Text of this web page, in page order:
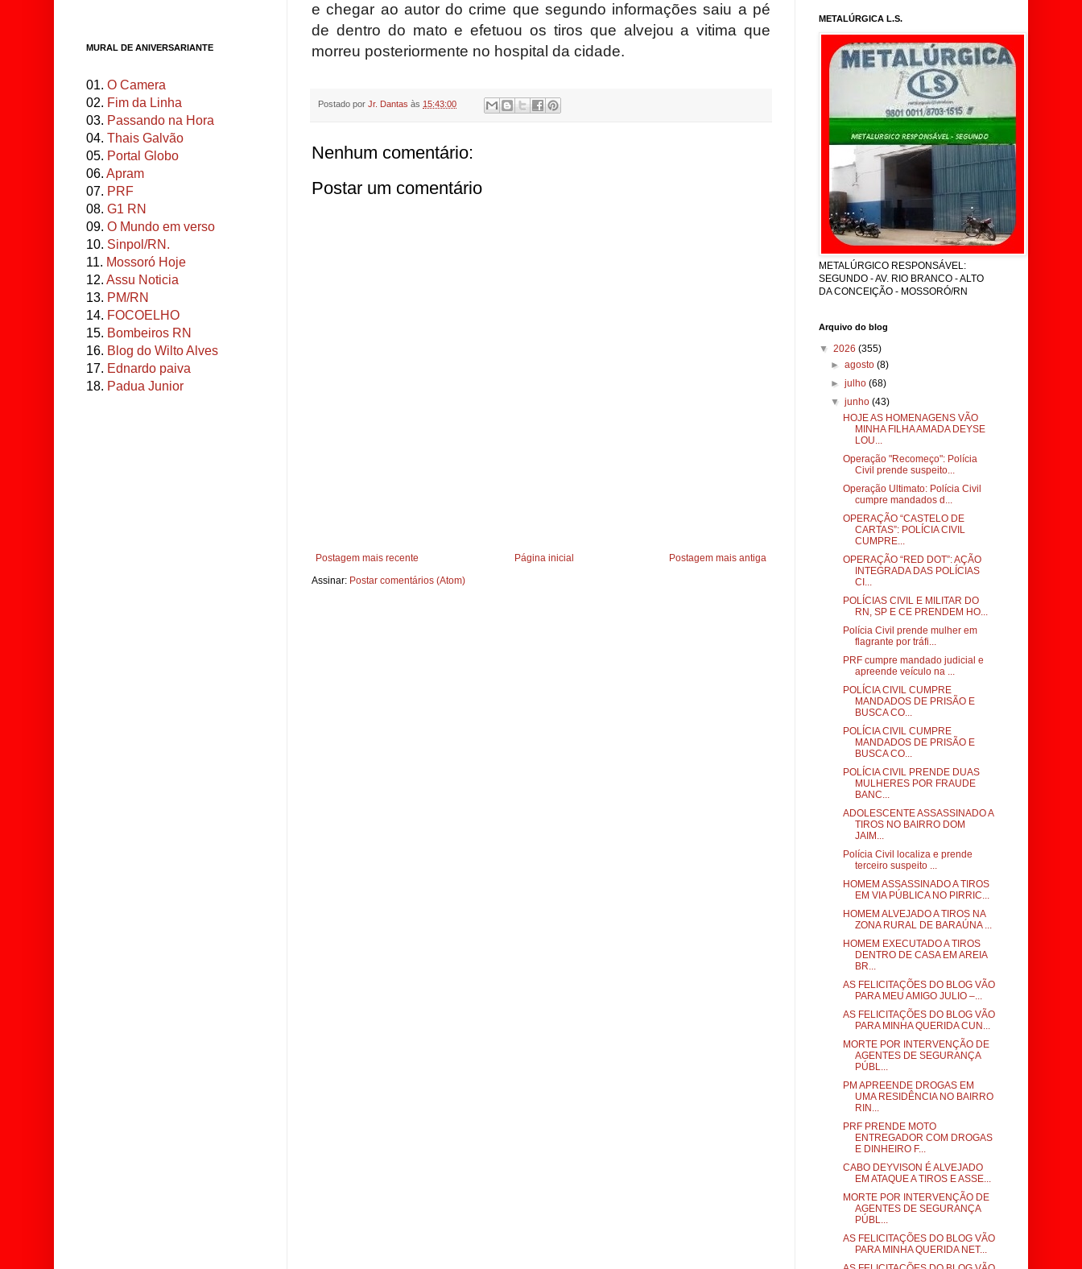
e chegar ao autor do crime que segundo informações saiu a pé
de dentro do mato e efetuou os tiros que alvejou a vitima que
morreu posteriormente no hospital da cidade.
Postado por Jr. Dantas às 15:43:00
Nenhum comentário:
Postar um comentário
Postagem mais recente Postagem mais antiga
Página inicial
Assinar: Postar comentários (Atom)
MURAL DE ANIVERSARIANTE
01. O Camera
02. Fim da Linha
03. Passando na Hora
04. Thais Galvão
05. Portal Globo
06. Apram
07. PRF
08. G1 RN
09. O Mundo em verso
10. Sinpol/RN.
11. Mossoró Hoje
12. Assu Noticia
13. PM/RN
14. FOCOELHO
15. Bombeiros RN
16. Blog do Wilto Alves
17. Ednardo paiva
18. Padua Junior
METALÚRGICA L.S.
METALÚRGICO RESPONSÁVEL:
SEGUNDO - AV. RIO BRANCO - ALTO
DA CONCEIÇÃO - MOSSORÓ/RN
Arquivo do blog
▼ 2026 (355)
►agosto(8)
►julho(68)
▼junho(43)
HOJE AS HOMENAGENS VÃO
MINHA FILHA AMADA DEYSE
LOU...
Operação "Recomeço": Polícia
Civil prende suspeito...
Operação Ultimato: Polícia Civil
cumpre mandados d...
OPERAÇÃO “CASTELO DE
CARTAS”: POLÍCIA CIVIL
CUMPRE...
OPERAÇÃO “RED DOT”: AÇÃO
INTEGRADA DAS POLÍCIAS
CI...
POLÍCIAS CIVIL E MILITAR DO
RN, SP E CE PRENDEM HO...
Polícia Civil prende mulher em
flagrante por tráfi...
PRF cumpre mandado judicial e
apreende veículo na ...
POLÍCIA CIVIL CUMPRE
MANDADOS DE PRISÃO E
BUSCA CO...
POLÍCIA CIVIL CUMPRE
MANDADOS DE PRISÃO E
BUSCA CO...
POLÍCIA CIVIL PRENDE DUAS
MULHERES POR FRAUDE
BANC...
ADOLESCENTE ASSASSINADO A
TIROS NO BAIRRO DOM
JAIM...
Polícia Civil localiza e prende
terceiro suspeito ...
HOMEM ASSASSINADO A TIROS
EM VIA PÚBLICA NO PIRRIC...
HOMEM ALVEJADO A TIROS NA
ZONA RURAL DE BARAÚNA ...
HOMEM EXECUTADO A TIROS
DENTRO DE CASA EM AREIA
BR...
AS FELICITAÇÕES DO BLOG VÃO
PARA MEU AMIGO JULIO –...
AS FELICITAÇÕES DO BLOG VÃO
PARA MINHA QUERIDA CUN...
MORTE POR INTERVENÇÃO DE
AGENTES DE SEGURANÇA
PÚBL...
PM APREENDE DROGAS EM
UMA RESIDÊNCIA NO BAIRRO
RIN...
PRF PRENDE MOTO
ENTREGADOR COM DROGAS
E DINHEIRO F...
CABO DEYVISON É ALVEJADO
EM ATAQUE A TIROS E ASSE...
MORTE POR INTERVENÇÃO DE
AGENTES DE SEGURANÇA
PÚBL...
AS FELICITAÇÕES DO BLOG VÃO
PARA MINHA QUERIDA NET...